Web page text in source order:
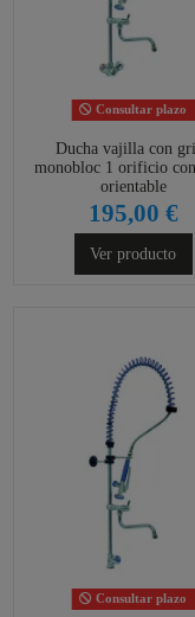
Consultar plazo
Ducha vajilla con
monobloc 1 orificio
orientable
195,00 €
Ver producto
Consultar plazo